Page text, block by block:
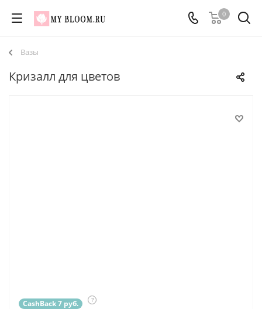
0
Вазы
Кризалл для цветов
CashBack 7 руб. ?